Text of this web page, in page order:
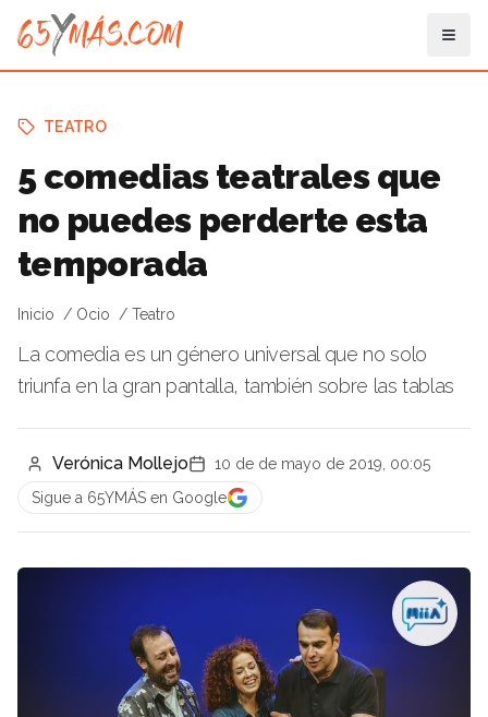
TEATRO
5 comedias teatrales que
no puedes perderte esta
temporada
Inicio Ocio Teatro
La comedia es un género universal que no solo
triunfa en la gran pantalla, también sobre las tablas
Verónica Mollejo
10 de de mayo de 2019, 00:05
Sigue a 65YMÁS en Google